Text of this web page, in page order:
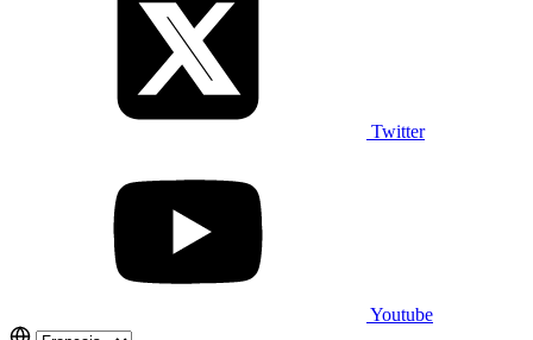
Twitter
Youtube